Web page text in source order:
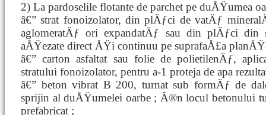
2) La pardoselile flotante de parchet pe duÅŸumea
â€” strat fonoizolator, din plÄƒci de vatÄƒ
aglomeratÄƒ ori expandatÄƒ sau din plÄƒci din
aÅŸezate direct ÅŸi continuu pe suprafaÅ£a
â€” carton asfaltat sau folie de polietilenÄƒ,
stratului fonoizolator, pentru a-1 proteja de apa
â€” beton vibrat B 200, turnat sub formÄƒ de
sprijin al duÅŸumelei oarbe ; Ã®n locul betonului
prefabricat ;